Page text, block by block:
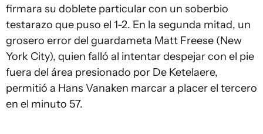
firmara su doblete particular con un soberbio
testarazo que puso el 1-2. En la segunda mitad, un
grosero error del guardameta Matt Freese (New
York City), quien falló al intentar despejar con el pie
fuera del área presionado por De Ketelaere,
permitió a Hans Vanaken marcar a placer el tercero
en el minuto 57.